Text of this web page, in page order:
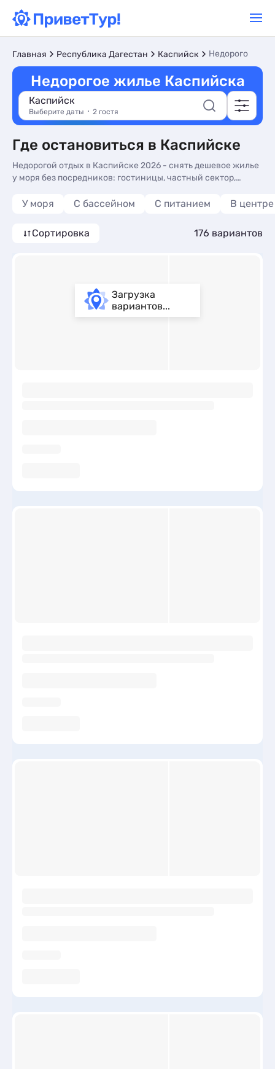
Главная Республика Дагестан Каспийск Недорого
Недорогое жилье Каспийска
Каспийск
Выберите даты 2 гостя
Где остановиться в Каспийске
Недорогой отдых в Каспийске 2026 - снять дешевое жилье
у моря без посредников: гостиницы, частный сектор,
бюджетного жилья в Каспийске - более 175 вариантов, от
общей кухней.
У моря С бассейном С питанием В центре
Сортировка 176 вариантов
Загрузка
вариантов...